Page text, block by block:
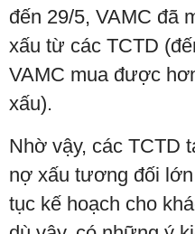
đến 29/5, VAMC đã
xấu từ các TCTD
VAMC mua được
xấu).
Nhờ vậy, các TCTD
nợ xấu tương đối
tục kế hoạch cho